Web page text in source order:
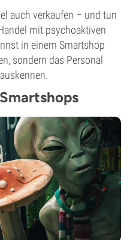
auch verkaufen – und tun
mit psychoaktiven
in einem Smartshop
sondern das Personal